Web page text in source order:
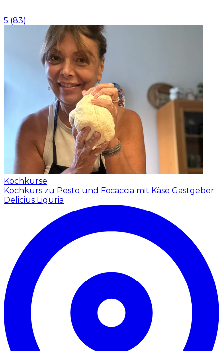
5 (83)
Kochkurse
Kochkurs zu Pesto und Focaccia mit Käse Gastgeber:
Delicius Liguria